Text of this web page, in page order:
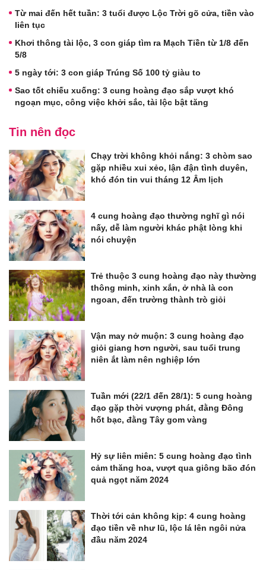
Từ mai đến hết tuần: 3 tuổi được Lộc Trời gõ cửa, tiền vào
liên tục
Khơi thông tài lộc, 3 con giáp tìm ra Mạch Tiền từ 1/8 đến
5/8
5 ngày tới: 3 con giáp Trúng Số 100 tỷ giàu to
Sao tốt chiếu xuống: 3 cung hoàng đạo sắp vượt khó
ngoạn mục, công việc khởi sắc, tài lộc bật tăng
Tin nên đọc
Chạy trời không khỏi nắng: 3 chòm sao
gặp nhiều xui xẻo, lận đận tình duyên,
khó đón tin vui tháng 12 Âm lịch
4 cung hoàng đạo thường nghĩ gì nói
nấy, dễ làm người khác phật lòng khi
nói chuyện
Trẻ thuộc 3 cung hoàng đạo này thường
thông minh, xinh xắn, ở nhà là con
ngoan, đến trường thành trò giỏi
Vận may nở muộn: 3 cung hoàng đạo
giỏi giang hơn người, sau tuổi trung
niên ắt làm nên nghiệp lớn
Tuần mới (22/1 đến 28/1): 5 cung hoàng
đạo gặp thời vượng phát, đằng Đông
hốt bạc, đằng Tây gom vàng
Hỷ sự liên miên: 5 cung hoàng đạo tình
cảm thăng hoa, vượt qua giông bão đón
quả ngọt năm 2024
Thời tới cản không kịp: 4 cung hoàng
đạo tiền về như lũ, lộc lá lên ngôi nửa
đầu năm 2024